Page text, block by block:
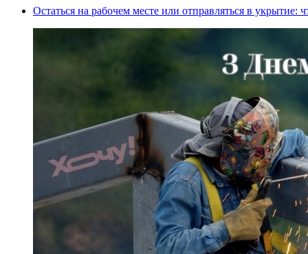
Остаться на рабочем месте или отправляться в укрытие: